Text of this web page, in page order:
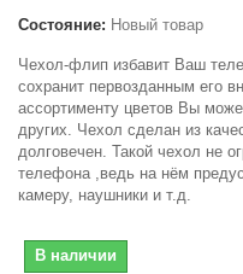
Состояние: Новый товар
Чехол-флип избавит Ваш
сохранит первозданным его
ассортименту цветов Вы
других. Чехол сделан из
долговечен. Такой чехол не
телефона ,ведь на нём
камеру, наушники и т.д.
В наличии